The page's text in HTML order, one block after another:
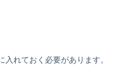
入れておく必要があります。